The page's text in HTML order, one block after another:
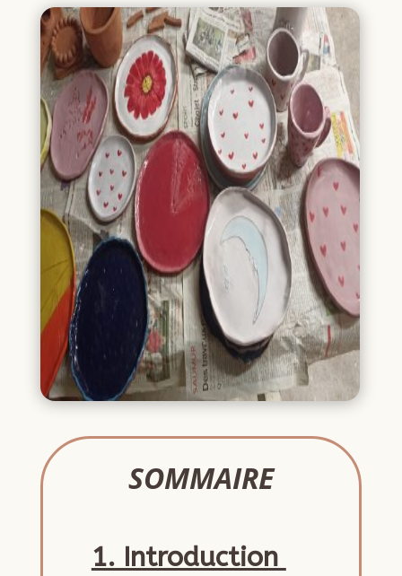
SOMMAIRE
1. Introduction